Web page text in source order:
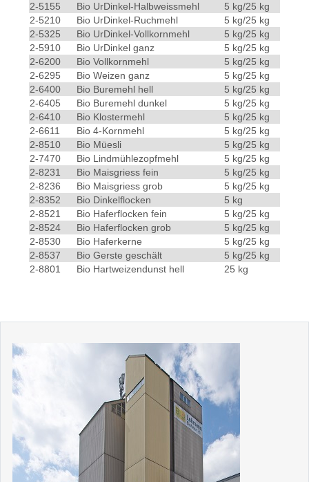
2-5155
Bio UrDinkel-Halbweissmehl
5 kg/25 kg
2-5210
Bio UrDinkel-Ruchmehl
5 kg/25 kg
2-5325
Bio UrDinkel-Vollkornmehl
5 kg/25 kg
2-5910
Bio UrDinkel ganz
5 kg/25 kg
2-6200
Bio Vollkornmehl
5 kg/25 kg
2-6295
Bio Weizen ganz
5 kg/25 kg
2-6400
Bio Buremehl hell
5 kg/25 kg
2-6405
Bio Buremehl dunkel
5 kg/25 kg
2-6410
Bio Klostermehl
5 kg/25 kg
2-6611
Bio 4-Kornmehl
5 kg/25 kg
2-8510
Bio Müesli
5 kg/25 kg
2-7470
Bio Lindmühlezopfmehl
5 kg/25 kg
2-8231
Bio Maisgriess fein
5 kg/25 kg
2-8236
Bio Maisgriess grob
5 kg/25 kg
2-8352
Bio Dinkelflocken
5 kg
2-8521
Bio Haferflocken fein
5 kg/25 kg
2-8524
Bio Haferflocken grob
5 kg/25 kg
2-8530
Bio Haferkerne
5 kg/25 kg
2-8537
Bio Gerste geschält
5 kg/25 kg
2-8801
Bio Hartweizendunst hell 25 kg